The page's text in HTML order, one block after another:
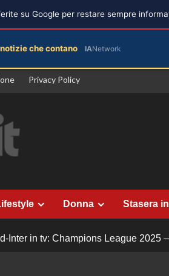
Privacy Policy
Donna Stasera
Inter in tv: Champions League 2025
su Google per restare sempre
che contano IANetwork